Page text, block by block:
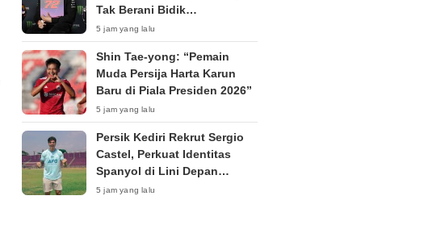
Tak Berani Bidik
Kemenangan di Silverstone
5 jam yang lalu
Shin Tae-yong: “Pemain
Muda Persija Harta Karun
Baru di Piala Presiden 2026”
5 jam yang lalu
Persik Kediri Rekrut Sergio
Castel, Perkuat Identitas
Spanyol di Lini Depan
Menjelang Super League
5 jam yang lalu